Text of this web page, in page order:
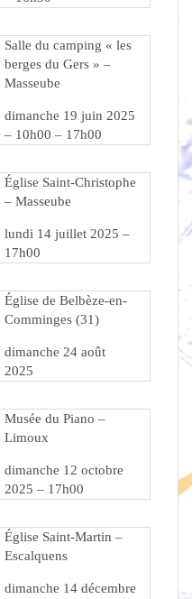
Salle du camping « les
berges du Gers » –
Masseube
dimanche 19 juin 2025
– 10h00 – 17h00
Église Saint-Christophe
– Masseube
lundi 14 juillet 2025 –
17h00
Église de Belbèze-en-
Comminges (31)
dimanche 24 août
2025
Musée du Piano –
Limoux
dimanche 12 octobre
2025 – 17h00
Église Saint-Martin –
Escalquens
dimanche 14 décembre